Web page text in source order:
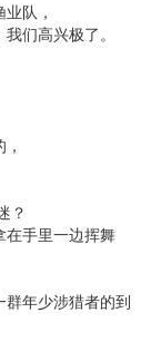
队，
们高兴极了。
？
在手里一边挥舞
年少涉猎者的到